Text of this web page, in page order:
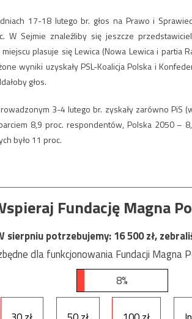
17-18 lutego br. głos na Prawo i
W Sejmie znaleźliby się jeszcze
plasuje się Lewica (Nowa Lewica i partia
wyniki uzyskały PSL-Koalicja Polska i
głos.
3-4 lutego br. zyskały zarówno PiS
8,9 proc. respondentów, Polska 2050 –
było 11 proc.
Fundację Magna
sierpniu potrzebujemy:16 500zł,
dla funkcjonowania Fundacji Magna
8%